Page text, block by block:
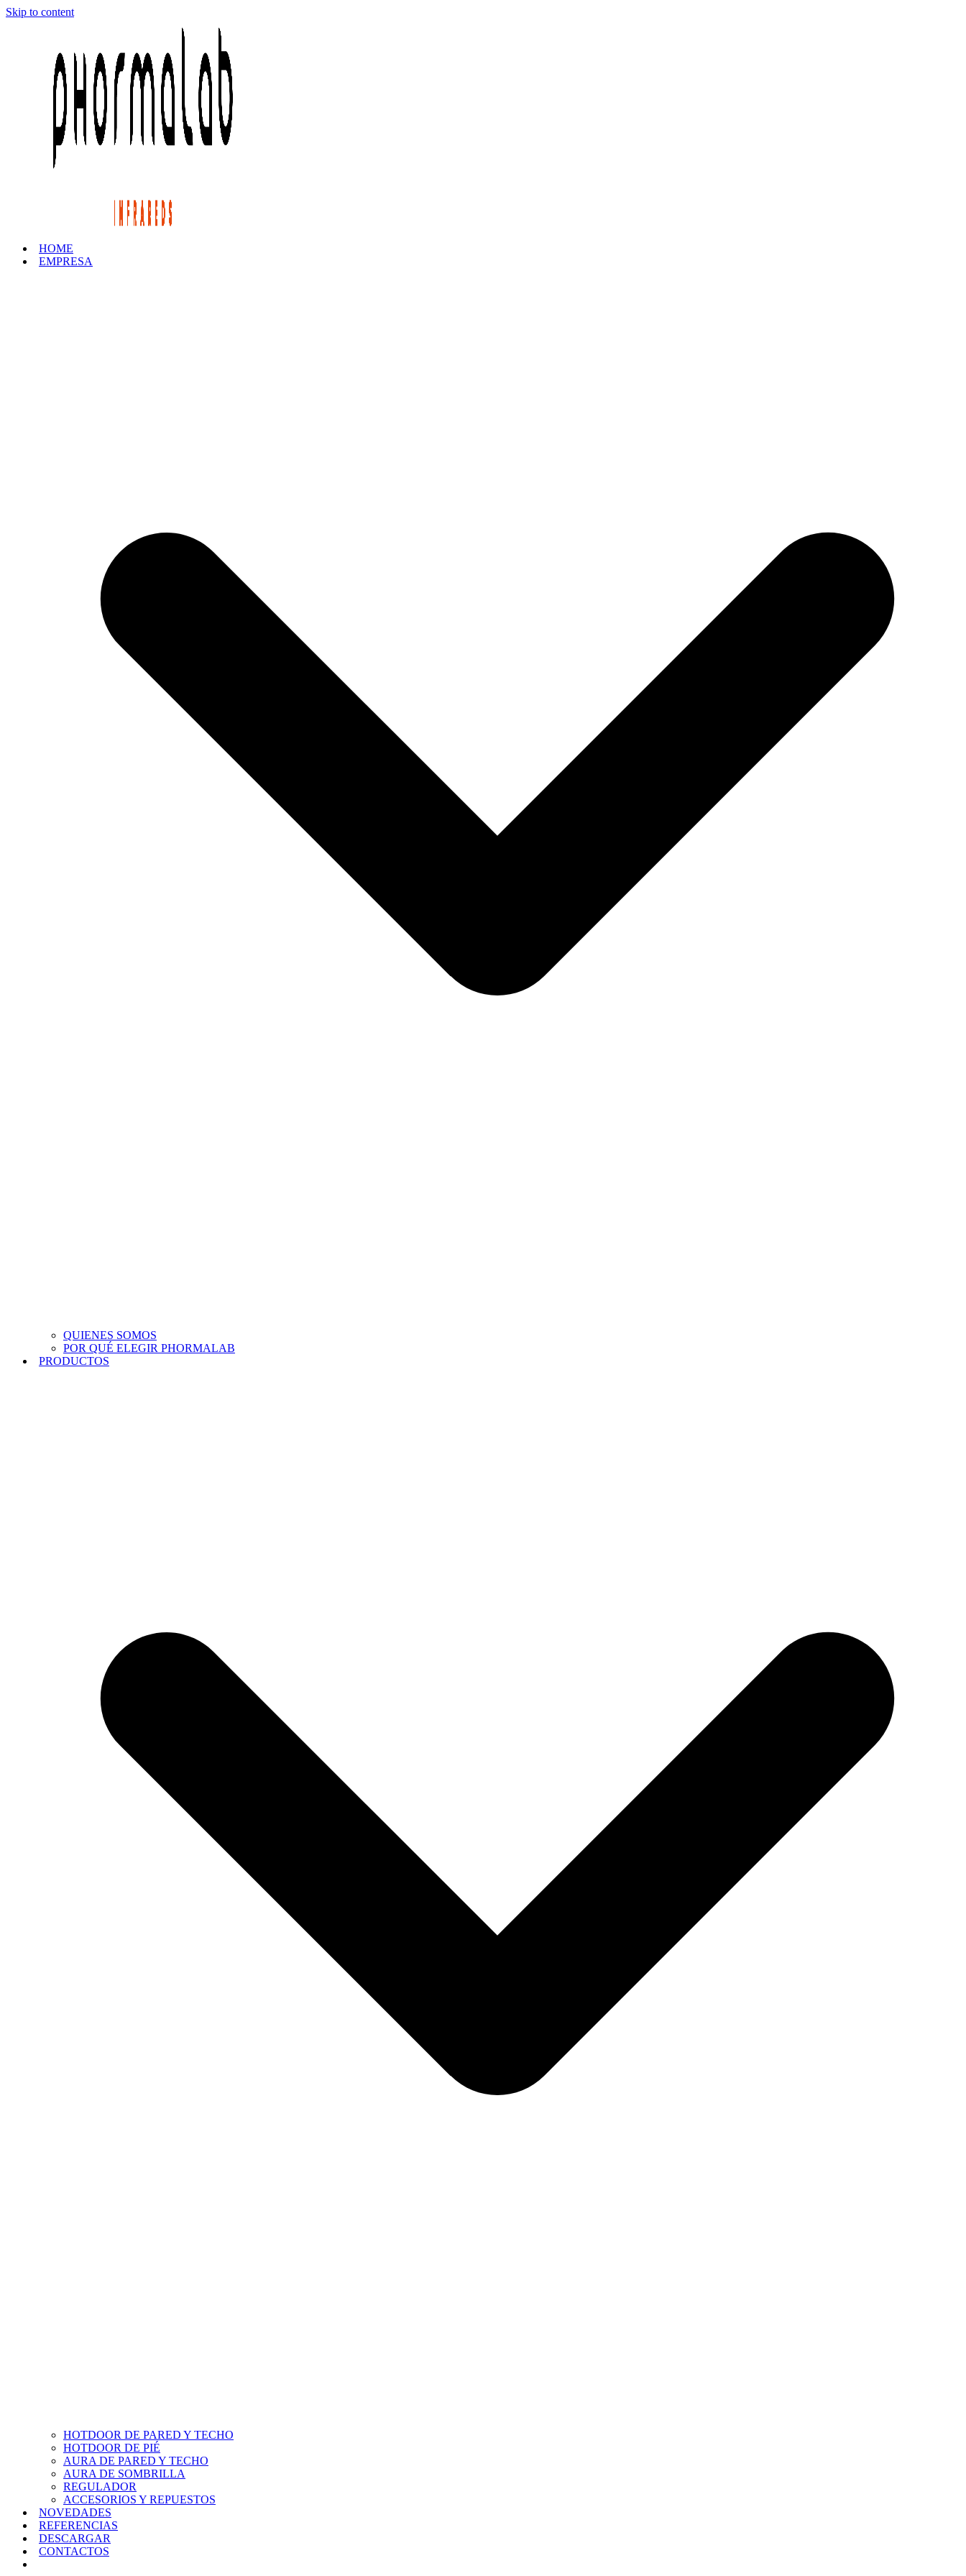
Skip to content
HOME
EMPRESA
QUIENES SOMOS
POR QUÉ ELEGIR PHORMALAB
PRODUCTOS
HOTDOOR DE PARED Y TECHO
HOTDOOR DE PIÉ
AURA DE PARED Y TECHO
AURA DE SOMBRILLA
REGULADOR
ACCESORIOS Y REPUESTOS
NOVEDADES
REFERENCIAS
DESCARGAR
CONTACTOS